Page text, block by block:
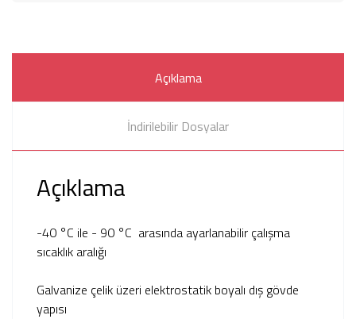
Açıklama
İndirilebilir Dosyalar
Açıklama
-40 °C ile - 90 °C arasında ayarlanabilir çalışma
sıcaklık aralığı
Galvanize çelik üzeri elektrostatik boyalı dış gövde
yapısı